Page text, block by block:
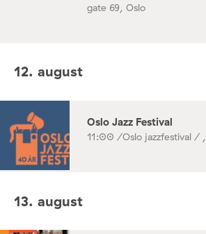
gate 69, Oslo
12. august
Oslo Jazz Festival
11:00 /Oslo jazzfestival / ,
13. august